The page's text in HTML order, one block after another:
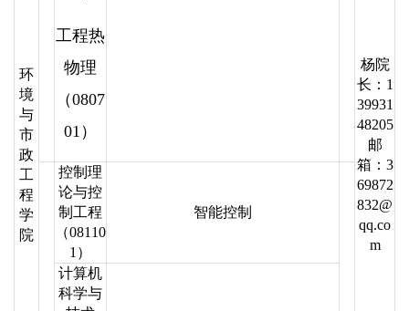
环
境
与
市
政
工
程
学
院
杨院
长：1
39931
48205
邮
箱：3
69872
832@
qq.co
m
工程热
物理
（0807
01）
控制理
论与控
制工程
（08110
1）
智能控制
计算机
科学与